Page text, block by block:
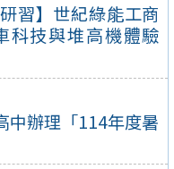
習】世紀綠能工商
科技與堆高機體驗
中辦理「114年度暑